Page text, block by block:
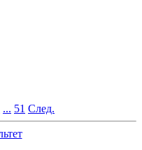
... 51 След.